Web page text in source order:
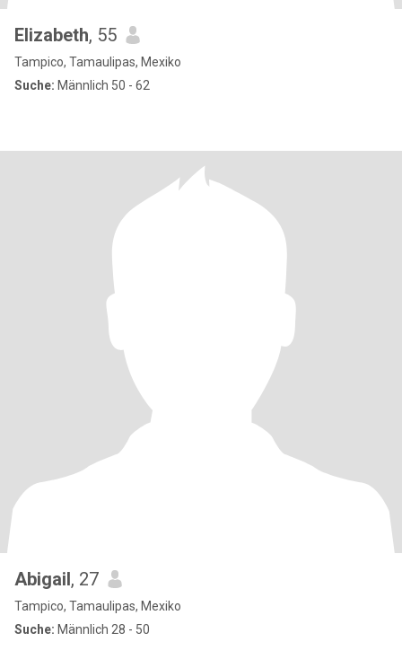
Elizabeth, 55
Tampico, Tamaulipas, Mexiko
Suche: Männlich 50 - 62
Abigail, 27
Tampico, Tamaulipas, Mexiko
Suche: Männlich 28 - 50